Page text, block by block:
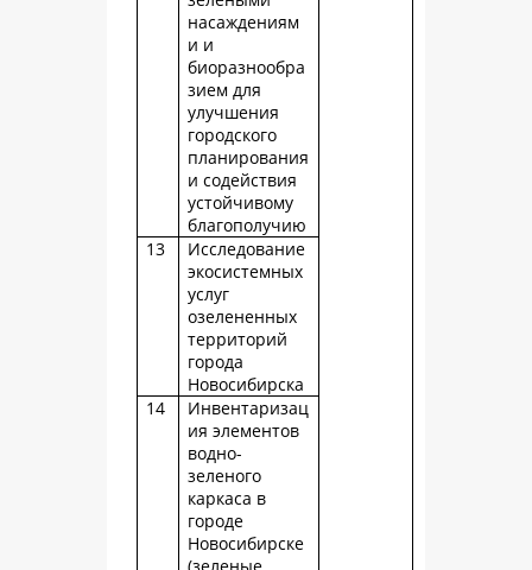
насаждениям
и и
биоразнообра
зием для
улучшения
городского
планирования
и содействия
устойчивому
благополучию
13
Исследование
экосистемных
услуг
озелененных
территорий
города
Новосибирска
14
Инвентаризац
ия элементов
водно-
зеленого
каркаса в
городе
Новосибирске